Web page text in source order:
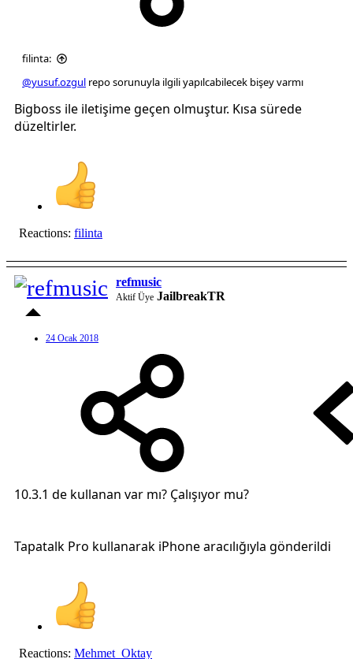
filinta:
@yusuf.ozgul repo sorunuyla ilgili yapılcabilecek bişey varmı
Bigboss ile iletişime geçen olmuştur. Kısa sürede
düzeltirler.
Reactions: filinta
refmusic
Aktif Üye JailbreakTR
24 Ocak 2018
10.3.1 de kullanan var mı? Çalışıyor mu?
Tapatalk Pro kullanarak iPhone aracılığıyla gönderildi
Reactions: Mehmet_Oktay